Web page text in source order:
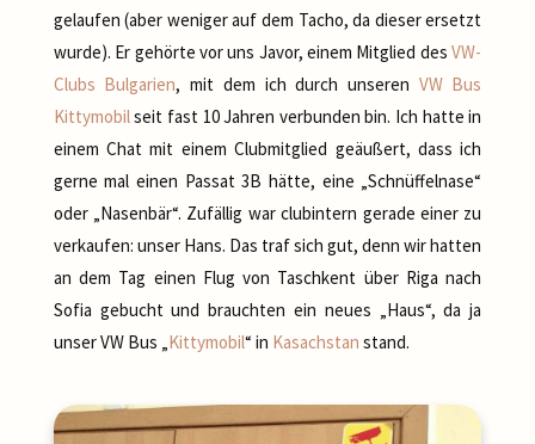
gelaufen (aber weniger auf dem Tacho, da dieser ersetzt
wurde). Er gehörte vor uns Javor, einem Mitglied desVW-
Clubs Bulgarien, mit dem ich durch unseren VW Bus
Kittymobil seit fast 10 Jahren verbunden bin. Ich hatte in
einem Chat mit einem Clubmitglied geäußert, dass ich
gerne mal einen Passat 3B hätte, eine „Schnüffelnase“
oder „Nasenbär“. Zufällig war clubintern gerade einer zu
verkaufen: unser Hans. Das traf sich gut, denn wir hatten
an dem Tag einen Flug von Taschkent über Riga nach
Sofia gebucht und brauchten ein neues „Haus“, da ja
unser VW Bus „ Kittymobil“ in Kasachstan stand.